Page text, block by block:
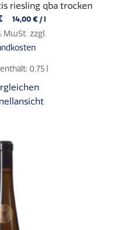
riesling qba trocken
14,00 €/
MwSt. zzgl.
0,75